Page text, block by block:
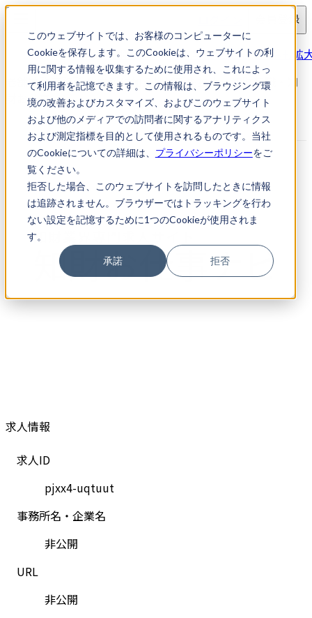
このウェブサイトでは、お客様のコンピューターに
Cookieを保存します。このCookieは、ウェブサイトの利
用に関する情報を収集するために使用され、これによっ
て利用者を記憶できます。この情報は、ブラウジング環
境の改善およびカスタマイズ、およびこのウェブサイト
および他のメディアでの訪問者に関するアナリティクス
および測定指標を目的として使用されるものです。当社
のCookieについての詳細は、 プライバシーポリシーをご
覧ください。
拒否した場合、このウェブサイトを訪問したときに情報
は追跡されません。ブラウザーではトラッキングを行わ
ない設定を記憶するために1つのCookieが使用されま
す。
承諾 拒否
会員登録
求人検索 老舗特許事務所 化学系に加え機械系も拡
老舗特許事務所 化学系に加え機械系も拡大｜知財転職・知
財お仕事ナビ
求人情報
求人ID
pjxx4-uqtuut
事務所名・企業名
非公開
URL
非公開